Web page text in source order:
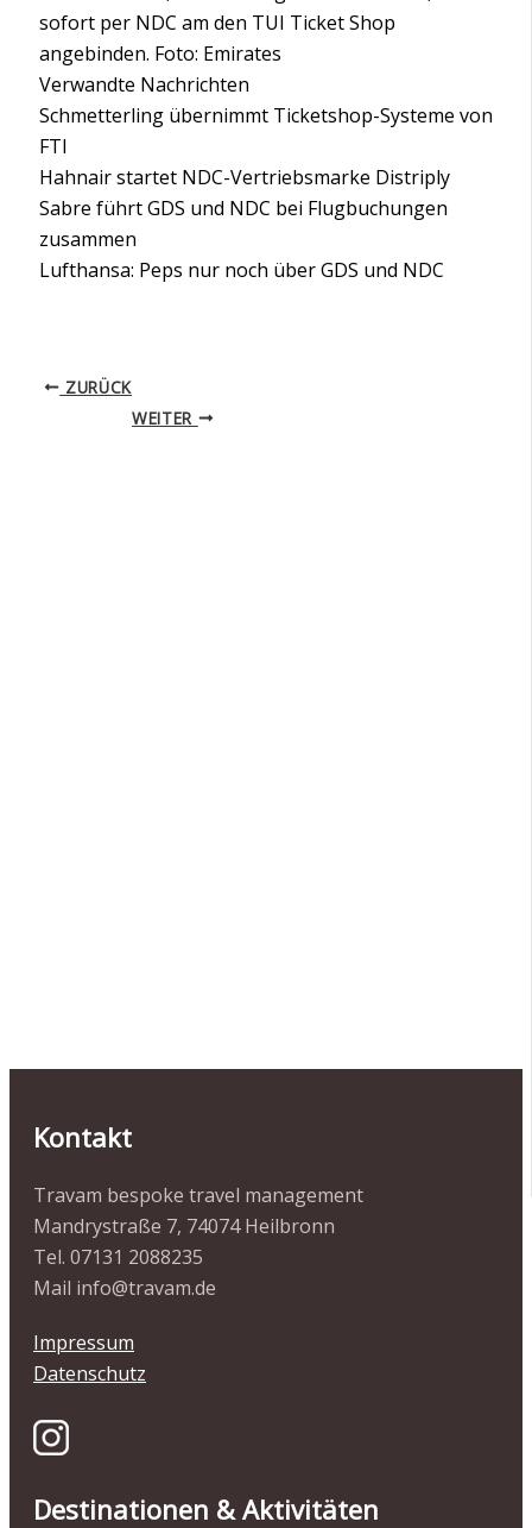
sofort per NDC am den TUI Ticket Shop
angebinden. Foto: Emirates
Verwandte Nachrichten
Schmetterling übernimmt Ticketshop-Systeme von
FTI
Hahnair startet NDC-Vertriebsmarke Distriply
Sabre führt GDS und NDC bei Flugbuchungen
zusammen
Lufthansa: Peps nur noch über GDS und NDC
ZURÜCK
WEITER
Kontakt
Travam bespoke travel management
Mandrystraße 7, 74074 Heilbronn
Tel. 07131 2088235
Mail info@travam.de
Impressum
Datenschutz
Destinationen & Aktivitäten